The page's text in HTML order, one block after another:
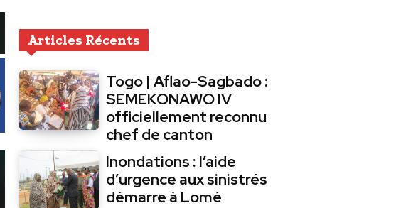
Articles Récents
Togo | Aflao-Sagbado :
SEMEKONAWO IV
officiellement reconnu
chef de canton
Inondations : l’aide
d’urgence aux sinistrés
démarre à Lomé